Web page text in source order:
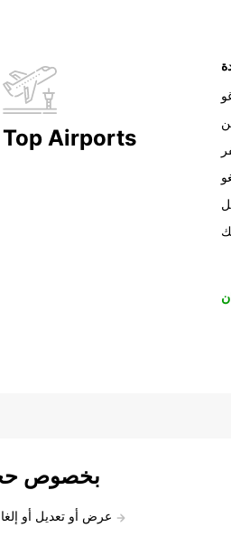
Top Airports
بخصوص
عرض أو تعديل أو